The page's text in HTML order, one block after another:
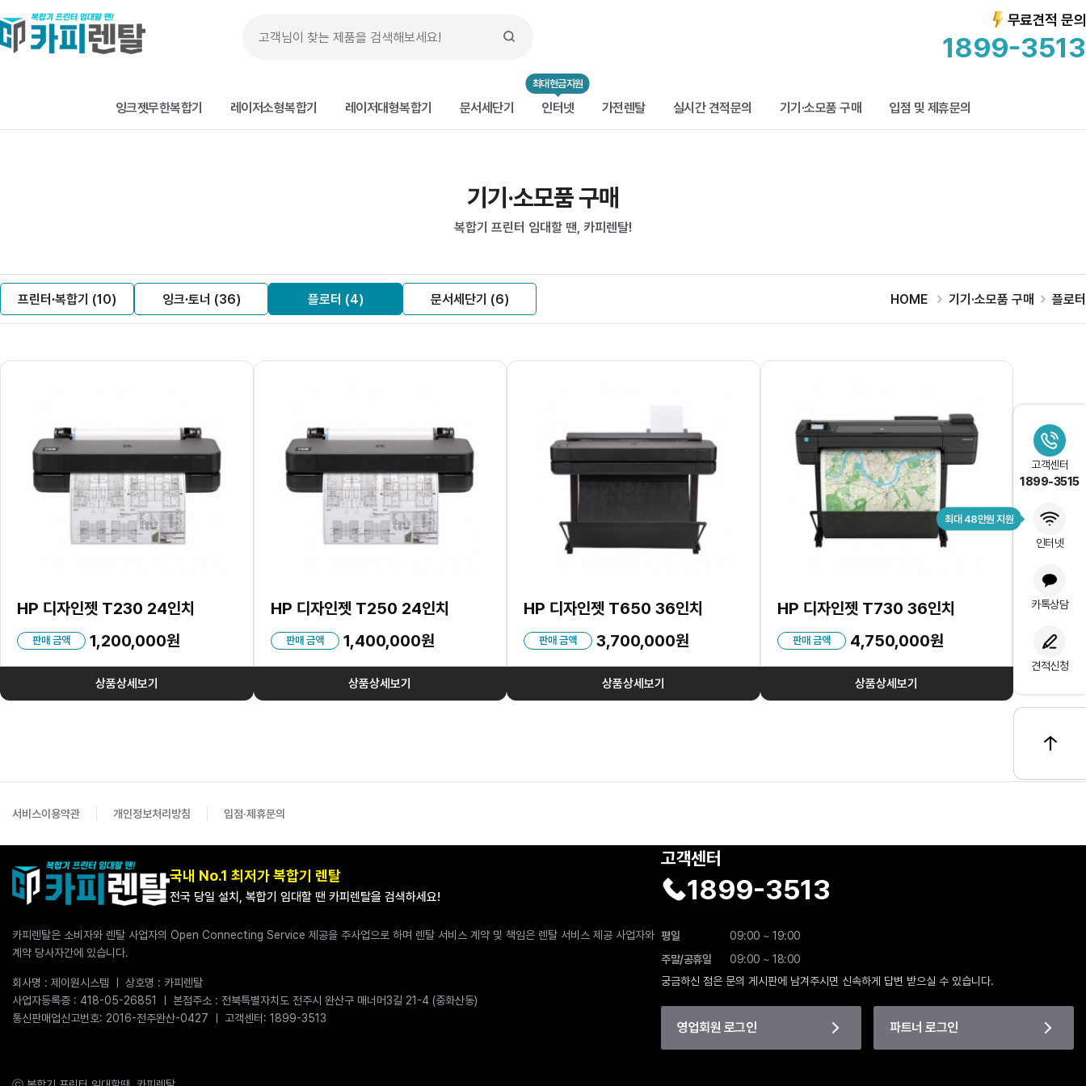
무료견적 문의
1899-3513
잉크젯무한복합기 레이저소형복합기 레이저대형복합기 문서세단기
최대현금지원
인터넷 가전렌탈 실시간 견적문의 기기·소모품 구매 입점 및 제휴문의
기기·소모품 구매
복합기 프린터 임대할 땐, 카피렌탈!
HOME 기기·소모품 구매 플로터
프린터∙복합기 (10) 잉크∙토너 (36) 플로터 (4) 문서세단기 (6)
HP 디자인젯 T230 24인치
판매 금액 1,200,000원
상품상세보기
HP 디자인젯 T250 24인치
판매 금액 1,400,000원
상품상세보기
HP 디자인젯 T650 36인치
판매 금액 3,700,000원
상품상세보기
HP 디자인젯 T730 36인치
판매 금액 4,750,000원
상품상세보기
서비스이용약관 개인정보처리방침 입점·제휴문의
국내 No.1 최저가 복합기 렌탈
전국 당일 설치, 복합기 임대할 땐 카피렌탈을 검색하세요!
카피렌탈은 소비자와 렌탈 사업자의 Open Connecting Service 제공을 주사업으로 하며 렌탈 서비스 계약 및 책임은 렌탈 서비스 제공 사업자와
계약 당사자간에 있습니다.
회사명 : 제이원시스템 ㅣ 상호명 : 카피렌탈
사업자등록증 : 418-05-26851 ㅣ 본점주소 : 전북특별자치도 전주시 완산구 매너머3길 21-4 (중화산동)
통신판매업신고번호: 2016-전주완산-0427 ㅣ 고객센터: 1899-3513
고객센터
1899-3513
평일
09:00 ~ 19:00
주말/공휴일
09:00 ~ 18:00
궁금하신 점은 문의 게시판에 남겨주시면 신속하게 답변 받으실 수 있습니다.
영업회원 로그인 파트너 로그인
고객센터
1899-3515
최대 48만원 지원
인터넷
카톡상담
견적신청